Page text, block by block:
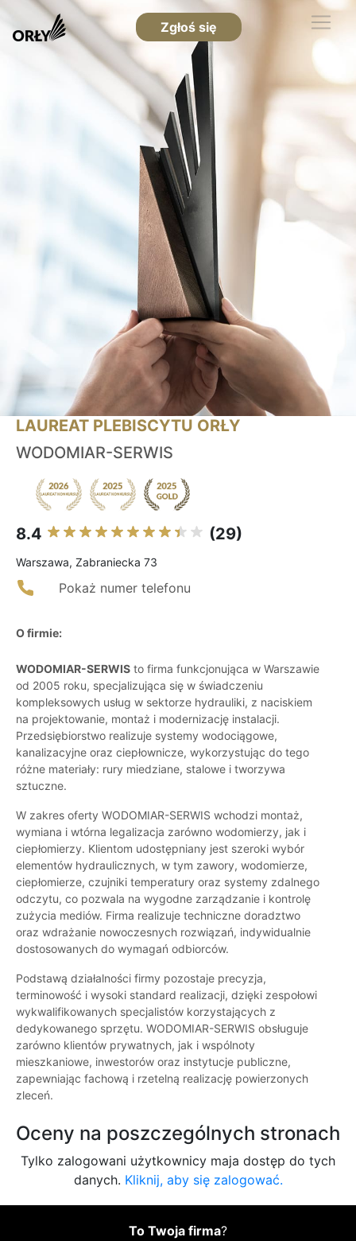
Zgłoś się
LAUREAT PLEBISCYTU ORŁY
WODOMIAR-SERWIS
8.4 (29)
Warszawa, Zabraniecka 73
Pokaż numer telefonu
O firmie:
WODOMIAR-SERWIS to firma funkcjonująca w Warszawie
od 2005 roku, specjalizująca się w świadczeniu
kompleksowych usług w sektorze hydrauliki, z naciskiem
na projektowanie, montaż i modernizację instalacji.
Przedsiębiorstwo realizuje systemy wodociągowe,
kanalizacyjne oraz ciepłownicze, wykorzystując do tego
różne materiały: rury miedziane, stalowe i tworzywa
sztuczne.
W zakres oferty WODOMIAR-SERWIS wchodzi montaż,
wymiana i wtórna legalizacja zarówno wodomierzy, jak i
ciepłomierzy. Klientom udostępniany jest szeroki wybór
elementów hydraulicznych, w tym zawory, wodomierze,
ciepłomierze, czujniki temperatury oraz systemy zdalnego
odczytu, co pozwala na wygodne zarządzanie i kontrolę
zużycia mediów. Firma realizuje techniczne doradztwo
oraz wdrażanie nowoczesnych rozwiązań, indywidualnie
dostosowanych do wymagań odbiorców.
Podstawą działalności firmy pozostaje precyzja,
terminowość i wysoki standard realizacji, dzięki zespołowi
wykwalifikowanych specjalistów korzystających z
dedykowanego sprzętu. WODOMIAR-SERWIS obsługuje
zarówno klientów prywatnych, jak i wspólnoty
mieszkaniowe, inwestorów oraz instytucje publiczne,
zapewniając fachową i rzetelną realizację powierzonych
zleceń.
Oceny na poszczególnych stronach
Tylko zalogowani użytkownicy maja dostęp do tych
danych. Kliknij, aby się zalogować.
To Twoja firma?